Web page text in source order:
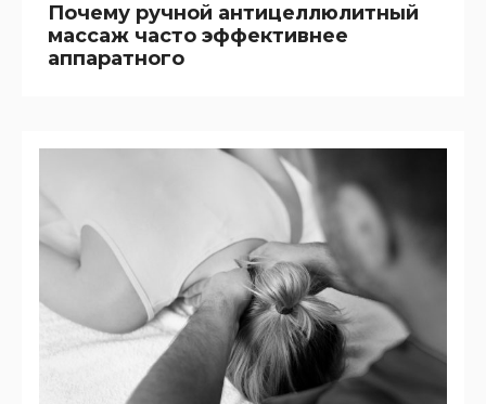
Почему ручной антицеллюлитный
массаж часто эффективнее
аппаратного